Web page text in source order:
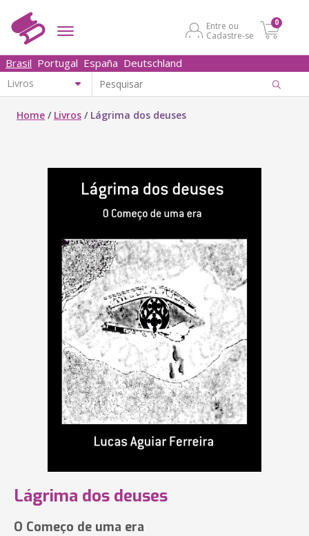
Entre ou
Cadastre-se
0
Brasil Portugal España Deutschland
Home / Livros / Lágrima dos deuses
Lágrima dos deuses
O Começo de uma era